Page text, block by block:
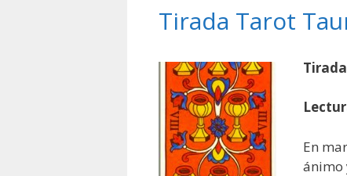
Tirada Tarot
En
ánimo